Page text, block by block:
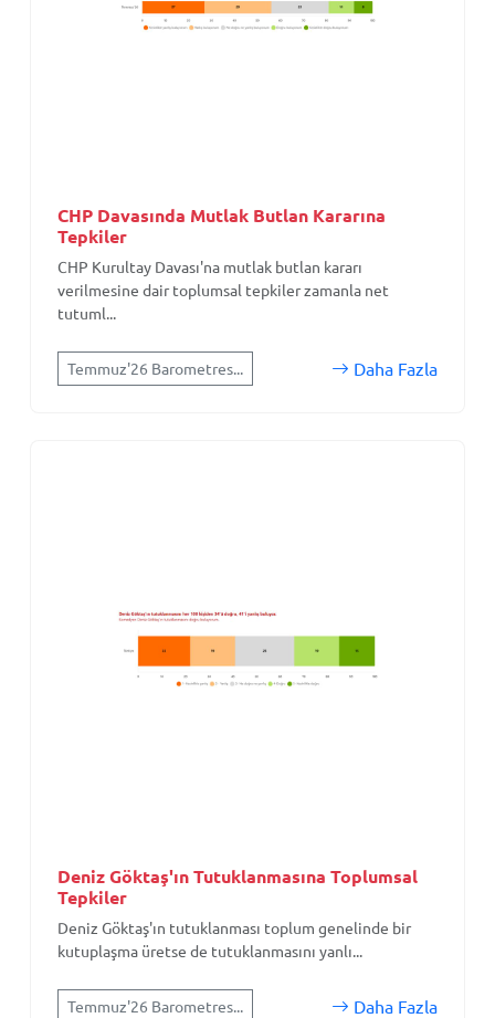
CHP Davasında Mutlak Butlan Kararına
Tepkiler
CHP Kurultay Davası'na mutlak butlan kararı
verilmesine dair toplumsal tepkiler zamanla net
tutuml...
Temmuz'26 Barometres... Daha Fazla
Deniz Göktaş'ın Tutuklanmasına Toplumsal
Tepkiler
Deniz Göktaş'ın tutuklanması toplum genelinde bir
kutuplaşma üretse de tutuklanmasını yanlı...
Temmuz'26 Barometres... Daha Fazla